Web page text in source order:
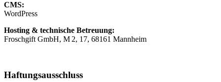
CMS:
WordPress
Hosting & technische Betreuung:
Froschgift GmbH, M 2, 17, 68161 Mannheim
Haftungsausschluss